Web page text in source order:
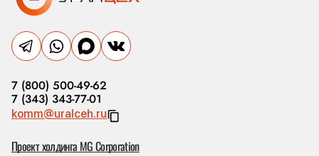
7 (800) 500-49-62
7 (343) 343-77-01
komm@uralceh.ru
Проект холдинга MG Corporation